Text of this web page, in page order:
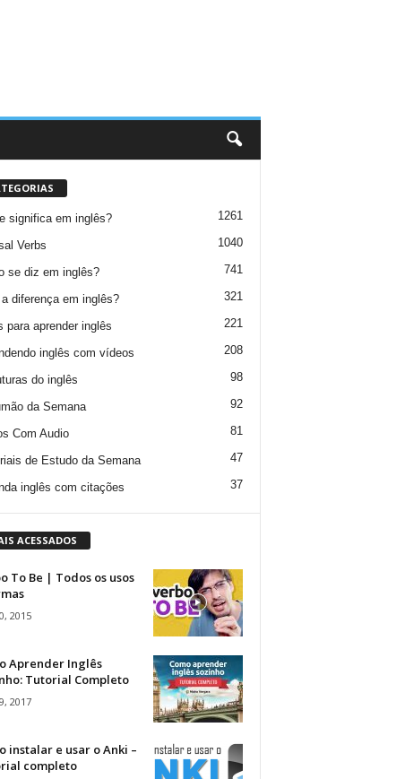
significa em inglês? 1261
Verbs 1040
se diz em inglês? 741
diferença em inglês? 321
para aprender inglês 221
inglês com vídeos 208
do inglês 98
da Semana 92
Com Audio 81
de Estudo da Semana 47
inglês com citações 37
ACESSADOS
To Be | Todos os usos
2015
Aprender Inglês
Tutorial Completo
2017
instalar e usar o Anki –
completo